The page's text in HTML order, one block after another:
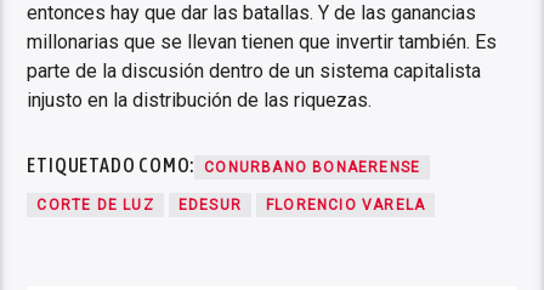
entonces hay que dar las batallas. Y de las ganancias
millonarias que se llevan tienen que invertir también. Es
parte de la discusión dentro de un sistema capitalista
injusto en la distribución de las riquezas.
ETIQUETADO COMO: CONURBANO BONAERENSE
CORTE DE LUZ EDESUR FLORENCIO VARELA